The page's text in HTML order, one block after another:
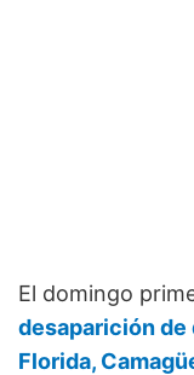
El domingo
desaparición de
Florida,